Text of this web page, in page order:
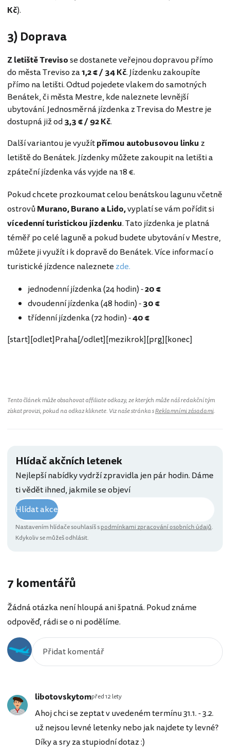
Kč).
3) Doprava
Z letiště Trevisose dostanete veřejnou dopravou přímo
do města Treviso za1,2 € / 34 Kč. Jízdenku zakoupíte
přímo na letišti. Odtud pojedete vlakem do samotných
Benátek, či města Mestre, kde naleznete levnější
ubytování. Jednosměrná jízdenka z Trevisa do Mestre je
dostupná již od3,3 € / 92 Kč.
Další variantou je využítpřímou autobusovou linku z
letiště do Benátek. Jízdenky můžete zakoupit na letišti a
zpáteční jízdenka vás vyjde na 18 €.
Pokud chcete prozkoumat celou benátskou lagunu včetně
ostrovůMurano, Burano a Lido,vyplatí se vám pořídit si
vícedenní turistickou jízdenku. Tato jízdenka je platná
téměř po celé laguně a pokud budete ubytování v Mestre,
můžete ji využít i k dopravě do Benátek. Více informací o
turistické jízdence naleznete zde.
jednodenní jízdenka (24 hodin) -20 €
dvoudenní jízdenka (48 hodin) -30 €
třídenní jízdenka (72 hodin) -40 €
[start][odlet]Praha[/odlet][mezikrok][prg][konec]
Tento článek může obsahovat affiliate odkazy, ze kterých může náš redakční tým
získat provizi, pokud na odkaz kliknete. Viz naše stránka sReklamními zásadami.
Hlídač akčních letenek
Nejlepší nabídky vydrží zpravidla jen pár hodin. Dáme
ti vědět ihned, jakmile se objeví
Hlídat akce
Nastavením hlídače souhlasíš spodmínkami zpracování osobních údajů.
Kdykoliv se můžeš odhlásit.
7 komentářů
Žádná otázka není hloupá ani špatná. Pokud známe
odpověď, rádi se o ni podělíme.
libotovskytompřed 12 lety
Ahoj chci se zeptat v uvedeném termínu 31.1. - 3.2.
už nejsou levné letenky nebo jak najdete ty levné?
Díky a sry za stupiodní dotaz :)